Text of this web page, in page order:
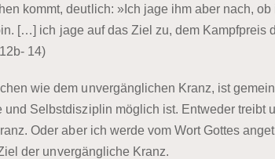
kommt, deutlich: »Ich jage ihm aber nach,
[…] ich jage auf das Ziel zu, dem Kampfpreis
14)
wie dem unvergänglichen Kranz, ist
und Selbstdisziplin möglich ist. Entweder treibt
Oder aber ich werde vom Wort Gottes
der unvergängliche Kranz.